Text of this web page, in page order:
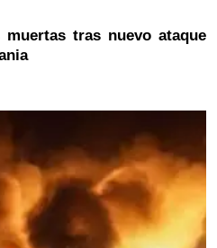
tras nuevo ataque